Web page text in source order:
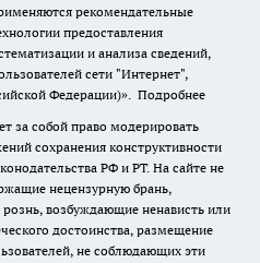
рекомендательные
предоставления
и анализа сведений,
сети "Интернет",
Федерации)». Подробнее
за собой право модерировать
сохранения конструктивности
РФ и РТ. На сайте не
нецензурную брань,
возбуждающие ненависть или
достоинства, размещение
не соблюдающих эти